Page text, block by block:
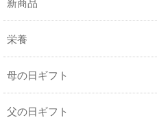
新商品
栄養
母の日ギフト
父の日ギフト